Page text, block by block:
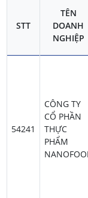
STT
TÊN
DOANH
NGHIỆP
54241
CÔNG TY
CỔ PHẦN
THỰC
PHẨM